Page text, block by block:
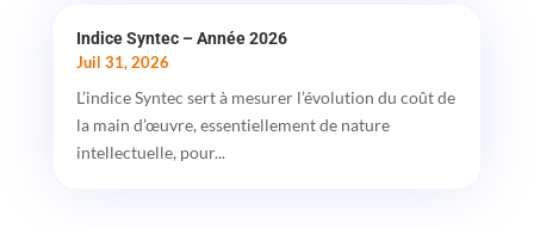
Indice Syntec – Année 2026
Juil 31, 2026
L’indice Syntec sert à mesurer l’évolution du coût de
la main d’œuvre, essentiellement de nature
intellectuelle, pour...